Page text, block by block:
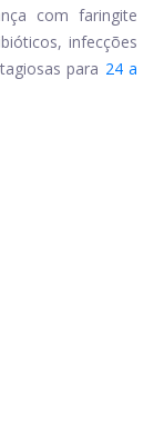
com faringite
infecções
para 24 a